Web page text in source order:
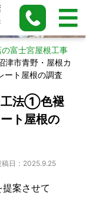
富士宮屋根工事
津市青野・屋根カ
ト屋根の調査
工法①色褪
ト屋根の
稿日：2025.9.25
案させて